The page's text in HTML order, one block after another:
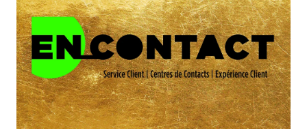
Email Facebook LinkedIn
Bluesky Whatsapp